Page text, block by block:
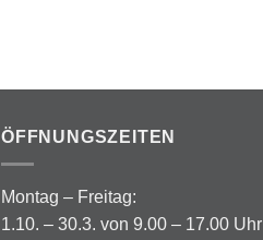
ÖFFNUNGSZEITEN
Montag – Freitag:
1.10. – 30.3. von 9.00 – 17.00 Uhr